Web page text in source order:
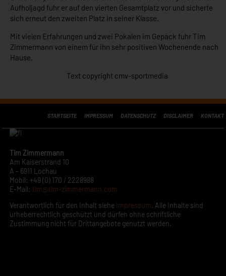
Aufholjagd fuhr er auf den vierten Gesamtplatz vor und sicherte
sich erneut den zweiten Platz in seiner Klasse.
Mit vielen Erfahrungen und zwei Pokalen im Gepäck fuhr Tim
Zimmermann von einem für ihn sehr positiven Wochenende nach
Hause.
Text copyright cmv-sportmedia
KONTAKT
DISCLAIMER
DATENSCHUTZ
IMPRESSUM
STARTSEITE
Tim Zimmermann
Am Kaiserstrand 10
A – 6911 Lochau
Mobil: +49 (0) 170 / 2228988
E-Mail: tim@tim-zimmermann.com
Verantwortlich für den Inhalt siehe Impressum. Alle Inhalte sind
urheberrechtlich geschützt und dürfen ohne schriftliche
Zustimmung nicht für Drittangebote genutzt werden.